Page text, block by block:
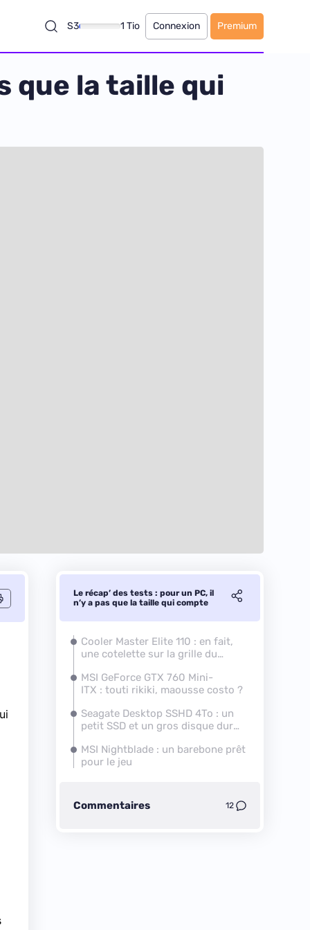
S3 1 Tio Connexion Premium
que la taille qui
Le récap’ des tests : pour un PC, il
n’y a pas que la taille qui compte
Cooler Master Elite 110 : en fait,
une cotelette sur la grille du
MSI GeForce GTX 760 Mini-
ITX : touti rikiki, maousse costo ?
Seagate Desktop SSHD 4To : un
petit SSD et un gros disque dur
MSI Nightblade : un barebone prêt
pour le jeu
Commentaires 12